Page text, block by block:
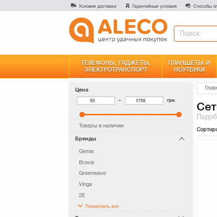
Условия доставки Гарантийные условия Способы
ТЕЛЕФОНЫ, ГАДЖЕТЫ,
ЭЛЕКТРОТРАНСПОРТ
ПЛАНШЕТЫ И
НОУТБУКИ
Цена
– грн.
Товары в наличии
Бренды
Gemix
Bravis
Greenwave
Vinga
2E
Посмотреть все